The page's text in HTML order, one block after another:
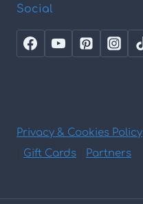
Social
Privacy & Cookies Policy
Gift Cards Partners